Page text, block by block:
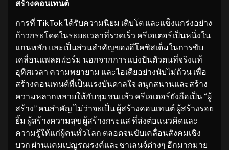
สร้างคอนเทนต์
การที่ TikTok ได้รับความนิยม เติบโต และแข็งแกร่งอย่าง
ก้าวกระโดดในระยะเวลาที่รวดเร็ว ครีเอเตอร์เป็นหนึ่งใน
แกนหลัก และเป็นส่วนสำคัญของอีโคซิสเต็มในการขับ
เคลื่อนแพลตฟอร์ม นอกจากการแบ่งปันตัวตนที่จริงแท้
อุทิศเวลา ความพยายาม และไอเดียอย่างนับไม่ถ้วน เพื่อ
สร้างคอนเทนต์ที่เป็นแรงบันดาลใจ สนุกสนานและสร้าง
ความหลากหลายให้กับชุมชนแล้ว ครีเอเตอร์ยังถือเป็น “ผู้
สร้าง” คนสำคัญ ไม่ว่าจะเป็น ผู้สร้างคอนเทนต์ ผู้สร้างรอย
ยิ้ม ผู้สร้างความสุข ผู้สร้างกระแส ที่ส่งต่อแนวคิดและ
ความรู้ให้แก่ผู้คนทั่วโลก ตลอดจนขับเคลื่อนสังคมเชิง
บวก ผ่านแคมเปญรณรงค์และชาเลนจ์ต่างๆ อีกมากมาย